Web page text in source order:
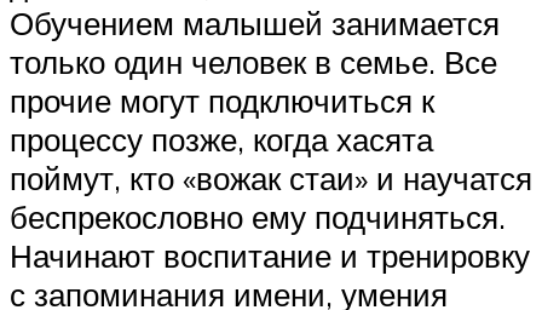
Обучением малышей занимается
только один человек в семье. Все
прочие могут подключиться к
процессу позже, когда хасята
поймут, кто «вожак стаи» и научатся
беспрекословно ему подчиняться.
Начинают воспитание и тренировку
с запоминания имени, умения